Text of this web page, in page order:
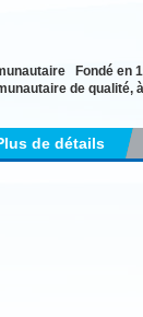
Fondé en
de
de détails